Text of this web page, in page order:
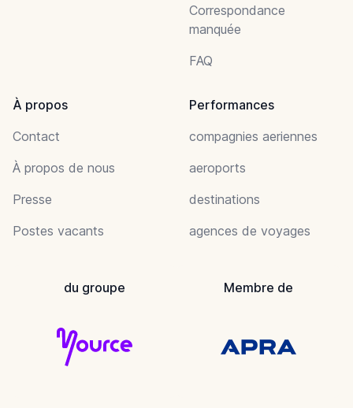
Correspondance
manquée
FAQ
À propos
Contact
À propos de nous
Presse
Postes vacants
Performances
compagnies aeriennes
aeroports
destinations
agences de voyages
du groupe Membre de